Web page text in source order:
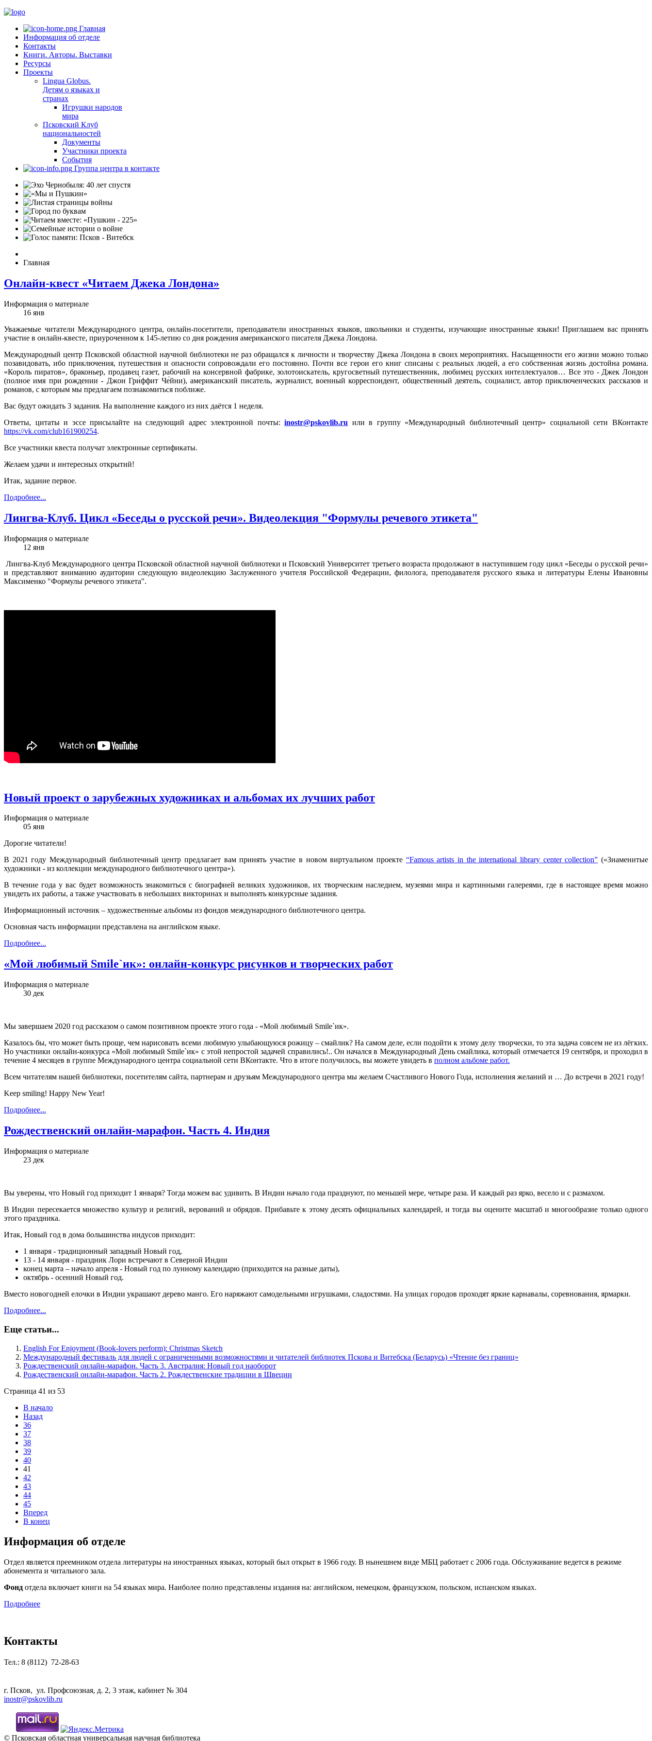
Главная
Информация об отделе
Контакты
Книги. Авторы. Выставки
Ресурсы
Проекты
Lingua Globus.
Детям о языках и
странах
Игрушки народов
мира
Псковский Клуб
национальностей
Документы
Участники проекта
События
Группа центра в контакте
Главная
Онлайн-квест «Читаем Джека Лондона»
Информация о материале
16 янв
Уважаемые читатели Международного центра, онлайн-посетители, преподаватели иностранных языков, школьники и студенты, изучающие иностранные языки! Приглашаем вас принять
участие в онлайн-квесте, приуроченном к 145-летию со дня рождения американского писателя Джека Лондона.
Международный центр Псковской областной научной библиотеки не раз обращался к личности и творчеству Джека Лондона в своих мероприятиях. Насыщенности его жизни можно только
позавидовать, ибо приключения, путешествия и опасности сопровождали его постоянно. Почти все герои его книг списаны с реальных людей, а его собственная жизнь достойна романа.
«Король пиратов», браконьер, продавец газет, рабочий на консервной фабрике, золотоискатель, кругосветный путешественник, любимец русских интеллектуалов… Все это - Джек Лондон
(полное имя при рождении - Джон Гри́ффит Че́йни), американский писатель, журналист, военный корреспондент, общественный деятель, социалист, автор приключенческих рассказов и
романов, с которым мы предлагаем познакомиться поближе.
Вас будут ожидать 3 задания. На выполнение каждого из них даётся 1 неделя.
Ответы, цитаты и эссе присылайте на следующий адрес электронной почты:inostr@pskovlib.ru или в группу «Международный библиотечный центр» социальной сети ВКонтакте
https://vk.com/club161900254.
Все участники квеста получат электронные сертификаты.
Желаем удачи и интересных открытий!
Итак, задание первое.
Подробнее...
Лингва-Клуб. Цикл «Беседы о русской речи». Видеолекция "Формулы речевого этикета"
Информация о материале
12 янв
Лингва-Клуб Международного центра Псковской областной научной библиотеки и Псковский Университет третьего возраста продолжают в наступившем году цикл «Беседы о русской речи»
и представляют вниманию аудитории следующую видеолекцию Заслуженного учителя Российской Федерации, филолога, преподавателя русского языка и литературы Елены Ивановны
Максименко "Формулы речевого этикета".
Новый проект о зарубежных художниках и альбомах их лучших работ
Информация о материале
05 янв
Дорогие читатели!
В 2021 году Международный библиотечный центр предлагает вам принять участие в новом виртуальном проекте “Famous artists in the international library center collection” («Знаменитые
художники - из коллекции международного библиотечного центра»).
В течение года у вас будет возможность знакомиться с биографией великих художников, их творческим наследием, музеями мира и картинными галереями, где в настоящее время можно
увидеть их работы, а также участвовать в небольших викторинах и выполнять конкурсные задания.
Информационный источник – художественные альбомы из фондов международного библиотечного центра.
Основная часть информации представлена на английском языке.
Подробнее...
«Мой любимый Smile`ик»: онлайн-конкурс рисунков и творческих работ
Информация о материале
30 дек
Мы завершаем 2020 год рассказом о самом позитивном проекте этого года - «Мой любимый Smile`ик».
Казалось бы, что может быть проще, чем нарисовать всеми любимую улыбающуюся рожицу – смайлик? На самом деле, если подойти к этому делу творчески, то эта задача совсем не из лёгких.
Но участники онлайн-конкурса «Мой любимый Smile`ик» с этой непростой задачей справились!.. Он начался в Международный День смайлика, который отмечается 19 сентября, и проходил в
течение 4 месяцев в группе Международного центра социальной сети ВКонтакте. Что в итоге получилось, вы можете увидеть в полном альбоме работ.
Всем читателям нашей библиотеки, посетителям сайта, партнерам и друзьям Международного центра мы желаем Счастливого Нового Года, исполнения желаний и … До встречи в 2021 году!
Keep smiling! Happy New Year!
Подробнее...
Рождественский онлайн-марафон. Часть 4. Индия
Информация о материале
23 дек
Вы уверены, что Новый год приходит 1 января? Тогда можем вас удивить. В Индии начало года празднуют, по меньшей мере, четыре раза. И каждый раз ярко, весело и с размахом.
В Индии пересекается множество культур и религий, верований и обрядов. Прибавьте к этому десять официальных календарей, и тогда вы оцените масштаб и многообразие только одного
этого праздника.
Итак, Новый год в дома большинства индусов приходит:
1 января - традиционный западный Новый год,
13 - 14 января - праздник Лори встречают в Северной Индии
конец марта – начало апреля - Новый год по лунному календарю (приходится на разные даты),
октябрь - осенний Новый год.
Вместо новогодней елочки в Индии украшают дерево манго. Его наряжают самодельными игрушками, сладостями. На улицах городов проходят яркие карнавалы, соревнования, ярмарки.
Подробнее...
Еще статьи...
English For Enjoyment (Book-lovers perform): Christmas Sketch
Международный фестиваль для людей с ограниченными возможностями и читателей библиотек Пскова и Витебска (Беларусь) «Чтение без границ»
Рождественский онлайн-марафон. Часть 3. Австралия: Новый год наоборот
Рождественский онлайн-марафон. Часть 2. Рождественские традиции в Швеции
Страница 41 из 53
В начало
Назад
36
37
38
39
40
41
42
43
44
45
Вперед
В конец
Информация об отделе
Отдел является преемником отдела литературы на иностранных языках, который был открыт в 1966 году. В нынешнем виде МБЦ работает с 2006 года. Обслуживание ведется в режиме
абонемента и читального зала.
Фонд отдела включает книги на 54 языках мира. Наиболее полно представлены издания на: английском, немецком, французском, польском, испанском языках.
Подробнее
Контакты
Тел.: 8 (8112) 72-28-63
г. Псков, ул. Профсоюзная, д. 2, 3 этаж, кабинет № 304
inostr@pskovlib.ru
© Псковская областная универсальная научная библиотека